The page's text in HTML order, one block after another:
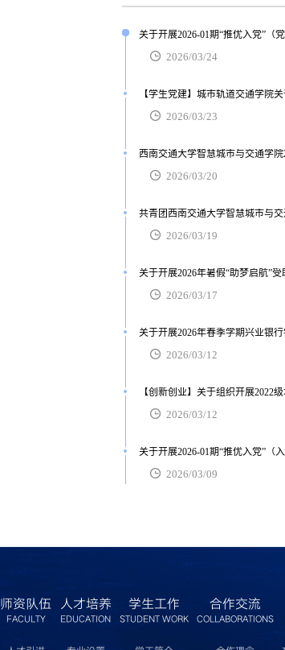
关于开展2026-01期“推优入党”（
2026/03/24
【学生党建】城市轨道交通学院关
2026/03/23
西南交通大学智慧城市与交通学院
2026/03/20
共青团西南交通大学智慧城市与交
2026/03/19
关于开展2026年暑假“助梦启航”受
2026/03/17
关于开展2026年春季学期兴业银行
2026/03/12
【创新创业】关于组织开展2022
2026/03/12
关于开展2026-01期“推优入党”（
2026/03/09
师资队伍
FACULTY
人才培养
EDUCATION
学生工作
STUDENT WORK
合作交流
COLLABORATIONS